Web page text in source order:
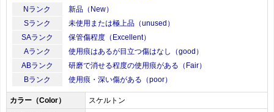
Nランク
新品（New）
Sランク
未使用または極上品（unused）
SAランク
保管傷程度（Excellent）
Aランク
使用痕はあるが目立つ傷はなし（good）
ABランク
研磨で消せる程度の使用痕がある（Fair）
Bランク
使用痕・深い傷がある（poor）
カラー（Color）
スケルトン